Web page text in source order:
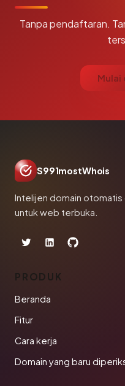
Tanpa pendaftaran.
Mulai
S991mostWhois
Intelijen domain
untuk web terbuka.
PRODUK
Beranda
Fitur
Cara kerja
Domain yang baru